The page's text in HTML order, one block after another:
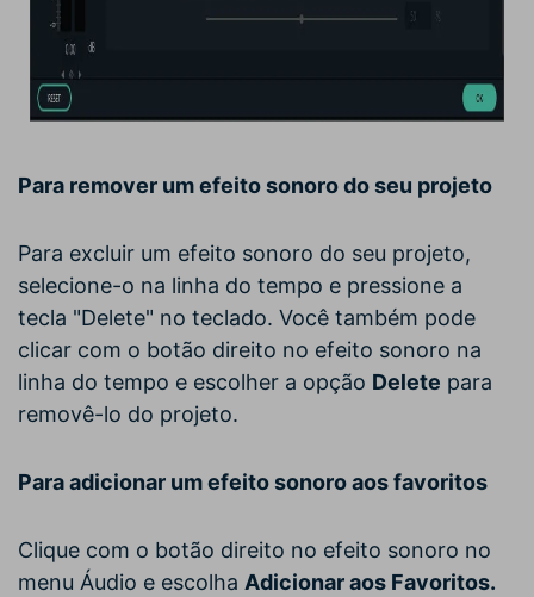
Para remover um efeito sonoro do seu projeto
Para excluir um efeito sonoro do seu projeto,
selecione-o na linha do tempo e pressione a
tecla "Delete" no teclado. Você também pode
clicar com o botão direito no efeito sonoro na
linha do tempo e escolher a opção Delete para
removê-lo do projeto.
Para adicionar um efeito sonoro aos favoritos
Clique com o botão direito no efeito sonoro no
menu Áudio e escolha Adicionar aos Favoritos.